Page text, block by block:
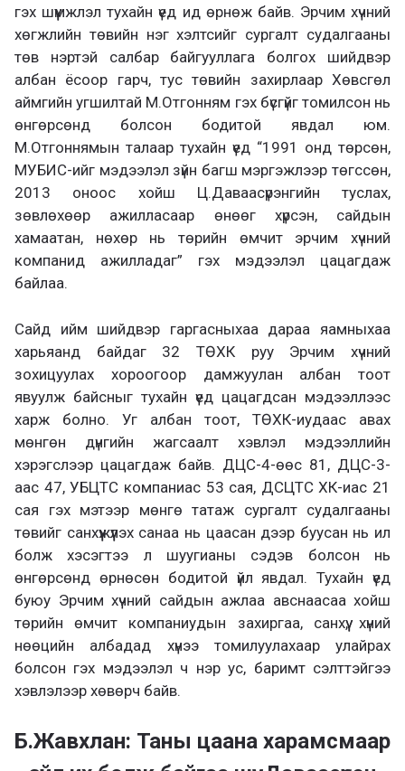
гэх шүүмжлэл тухайн үед ид өрнөж байв. Эрчим хүчний
хөгжлийн төвийн нэг хэлтсийг сургалт судалгааны
төв нэртэй салбар байгууллага болгох шийдвэр
албан ёсоор гарч, тус төвийн захирлаар Хөвсгөл
аймгийн угшилтай М.Отгонням гэх бүсгүйг томилсон нь
өнгөрсөнд болсон бодитой явдал юм.
М.Отгоннямын талаар тухайн үед “1991 онд төрсөн,
МУБИС-ийг мэдээлэл зүйн багш мэргэжлээр төгссөн,
2013 оноос хойш Ц.Даваасүрэнгийн туслах,
зөвлөхөөр ажилласаар өнөөг хүрсэн, сайдын
хамаатан, нөхөр нь төрийн өмчит эрчим хүчний
компанид ажилладаг” гэх мэдээлэл цацагдаж
байлаа.
Сайд ийм шийдвэр гаргасныхаа дараа яамныхаа
харьяанд байдаг 32 ТӨХК руу Эрчим хүчний
зохицуулах хороогоор дамжуулан албан тоот
явуулж байсныг тухайн үед цацагдсан мэдээллээс
харж болно. Уг албан тоот, ТӨХК-иудаас авах
мөнгөн дүнгийн жагсаалт хэвлэл мэдээллийн
хэрэгслээр цацагдаж байв. ДЦС-4-өөс 81, ДЦС-3-
аас 47, УБЦТС компаниас 53 сая, ДСЦТС ХК-иас 21
сая гэх мэтээр мөнгө татаж сургалт судалгааны
төвийг санхүүжүүлэх санаа нь цаасан дээр буусан нь ил
болж хэсэгтээ л шуугианы сэдэв болсон нь
өнгөрсөнд өрнөсөн бодитой үйл явдал. Тухайн үед
буюу Эрчим хүчний сайдын ажлаа авснаасаа хойш
төрийн өмчит компаниудын захиргаа, санхүү, хүний
нөөцийн албадад хүнээ томилуулахаар улайрах
болсон гэх мэдээлэл ч нэр ус, баримт сэлттэйгээ
хэвлэлээр хөвөрч байв.
Б.Жавхлан: Таны цаана харамсмаар